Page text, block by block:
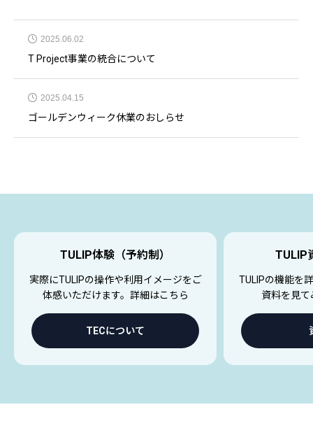
2025.06.02
T Project事業の統合について
2025.04.15
ゴールデンウィーク休業のおしらせ
TULIP体験（予約制）
実際にTULIPの操作や利用イメージをご
体感いただけます。詳細はこちら
TECについて
TULIP
TULIPの機能を
資料を見